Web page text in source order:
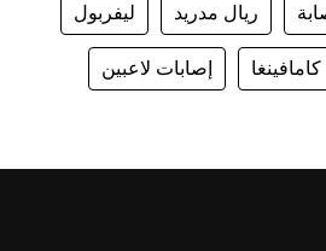
ريال مدريد ليفربول
كامافينغا إصابات لاعبين